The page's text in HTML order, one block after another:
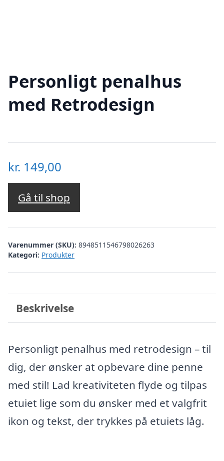
Personligt penalhus
med Retrodesign
kr. 149,00
Gå til shop
Varenummer (SKU): 8948511546798026263
Kategori: Produkter
Beskrivelse
Personligt penalhus med retrodesign – til
dig, der ønsker at opbevare dine penne
med stil! Lad kreativiteten flyde og tilpas
etuiet lige som du ønsker med et valgfrit
ikon og tekst, der trykkes på etuiets låg.